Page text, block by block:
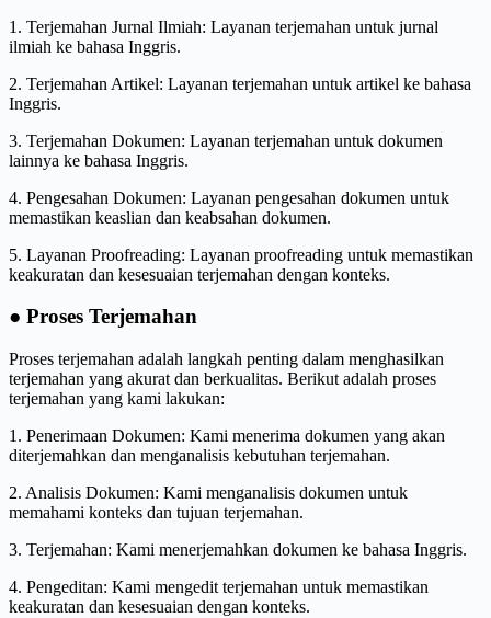
1. Terjemahan Jurnal Ilmiah: Layanan terjemahan untuk jurnal
ilmiah ke bahasa Inggris.
2. Terjemahan Artikel: Layanan terjemahan untuk artikel ke bahasa
Inggris.
3. Terjemahan Dokumen: Layanan terjemahan untuk dokumen
lainnya ke bahasa Inggris.
4. Pengesahan Dokumen: Layanan pengesahan dokumen untuk
memastikan keaslian dan keabsahan dokumen.
5. Layanan Proofreading: Layanan proofreading untuk memastikan
keakuratan dan kesesuaian terjemahan dengan konteks.
● Proses Terjemahan
Proses terjemahan adalah langkah penting dalam menghasilkan
terjemahan yang akurat dan berkualitas. Berikut adalah proses
terjemahan yang kami lakukan:
1. Penerimaan Dokumen: Kami menerima dokumen yang akan
diterjemahkan dan menganalisis kebutuhan terjemahan.
2. Analisis Dokumen: Kami menganalisis dokumen untuk
memahami konteks dan tujuan terjemahan.
3. Terjemahan: Kami menerjemahkan dokumen ke bahasa Inggris.
4. Pengeditan: Kami mengedit terjemahan untuk memastikan
keakuratan dan kesesuaian dengan konteks.